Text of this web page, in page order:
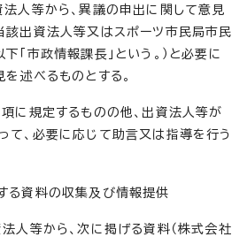
人等から、異議の申出に関して意見
該出資法人等又はスポーツ市民局市民
「市政情報課長」という。）と必要に
述べるものとする。
に規定するものの他、出資法人等が
て、必要に応じて助言又は指導を行う
資料の収集及び情報提供
人等から、次に掲げる資料（株式会社